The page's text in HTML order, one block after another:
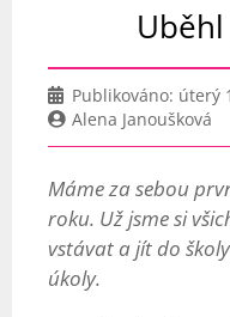
Publikováno: úterý
Alena Janoušková
Máme za sebou
roku. Už jsme si
vstávat a jít do
úkoly.